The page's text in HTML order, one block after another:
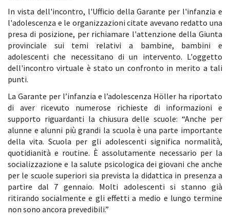
In vista dell'incontro, l'Ufficio della Garante per l'infanzia e
l'adolescenza e le organizzazioni citate avevano redatto una
presa di posizione, per richiamare l'attenzione della Giunta
provinciale sui temi relativi a bambine, bambini e
adolescenti che necessitano di un intervento. L'oggetto
dell'incontro virtuale è stato un confronto in merito a tali
punti.
La Garante per l’infanzia e l’adolescenza Höller ha riportato
di aver ricevuto numerose richieste di informazioni e
supporto riguardanti la chiusura delle scuole: “Anche per
alunne e alunni più grandi la scuola è una parte importante
della vita. Scuola per gli adolescenti significa normalità,
quotidianità e routine. È assolutamente necessario per la
socializzazione e la salute psicologica dei giovani che anche
per le scuole superiori sia prevista la didattica in presenza a
partire dal 7 gennaio. Molti adolescenti si stanno già
ritirando socialmente e gli effetti a medio e lungo termine
non sono ancora prevedibili.”